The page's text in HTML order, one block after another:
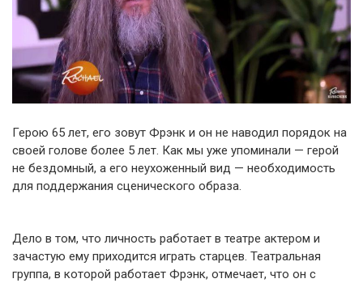
Герою 65 лет, его зовут Фрэнк и он не наводил порядок на
своей голове более 5 лет. Как мы уже упоминали — герой
не бездомный, а его неухоженный вид — необходимость
для поддержания сценического образа.
Дело в том, что личность работает в театре актером и
зачастую ему приходится играть старцев. Театральная
группа, в которой работает Фрэнк, отмечает, что он с